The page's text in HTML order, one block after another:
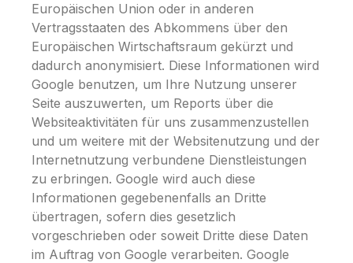
Europäischen Union oder in anderen
Vertragsstaaten des Abkommens über den
Europäischen Wirtschaftsraum gekürzt und
dadurch anonymisiert. Diese Informationen wird
Google benutzen, um Ihre Nutzung unserer
Seite auszuwerten, um Reports über die
Websiteaktivitäten für uns zusammenzustellen
und um weitere mit der Websitenutzung und der
Internetnutzung verbundene Dienstleistungen
zu erbringen. Google wird auch diese
Informationen gegebenenfalls an Dritte
übertragen, sofern dies gesetzlich
vorgeschrieben oder soweit Dritte diese Daten
im Auftrag von Google verarbeiten. Google